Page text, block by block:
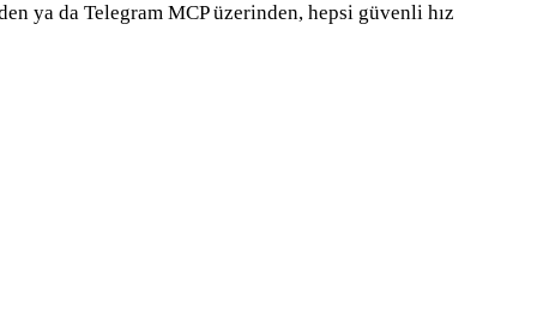
ya da Telegram MCP üzerinden, hepsi güvenli hız